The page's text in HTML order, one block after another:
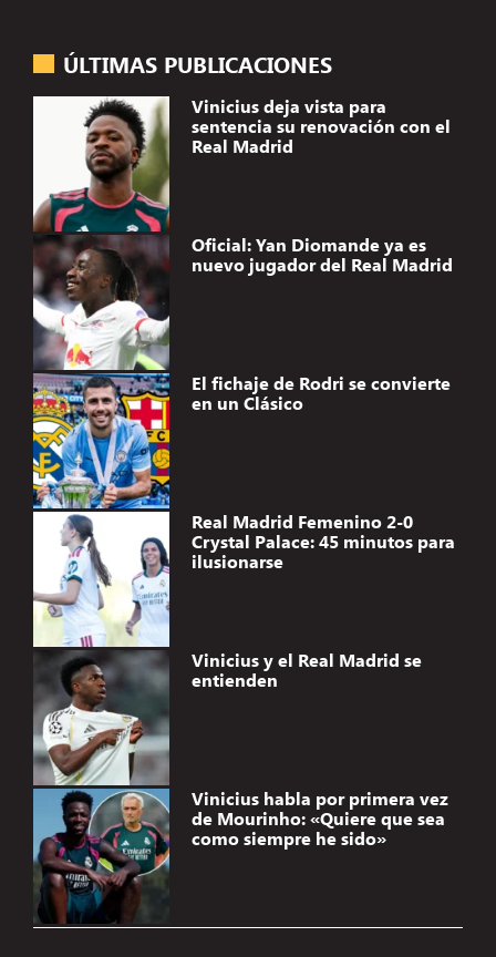
Gestionar el consentimiento de
ÚLTIMAS PUBLICACIONES
Vinicius deja vista para
sentencia su renovación con el
Real Madrid
Oficial: Yan Diomande ya es
nuevo jugador del Real Madrid
El fichaje de Rodri se convierte
en un Clásico
Real Madrid Femenino 2-0
Crystal Palace: 45 minutos para
ilusionarse
Vinicius y el Real Madrid se
entienden
Vinicius habla por primera vez
de Mourinho: «Quiere que sea
como siempre he sido»